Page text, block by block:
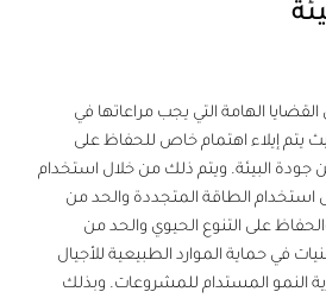
الهامة التي يجب مراعاتها في
إيلاء اهتمام خاص للحفاظ على
البيئة. ويتم ذلك من خلال استخدام
الطاقة المتجددة والحد من
على التنوع الحيوي والحد من
حماية الموارد الطبيعية للأجيال
المستدام للمشروعات. وبذلك